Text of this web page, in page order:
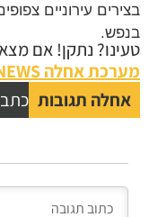
בצירים עירוניים
בנפש.
טעינו? נתקן! אם
מערכת אחלה NEWS
אחלה תגובות